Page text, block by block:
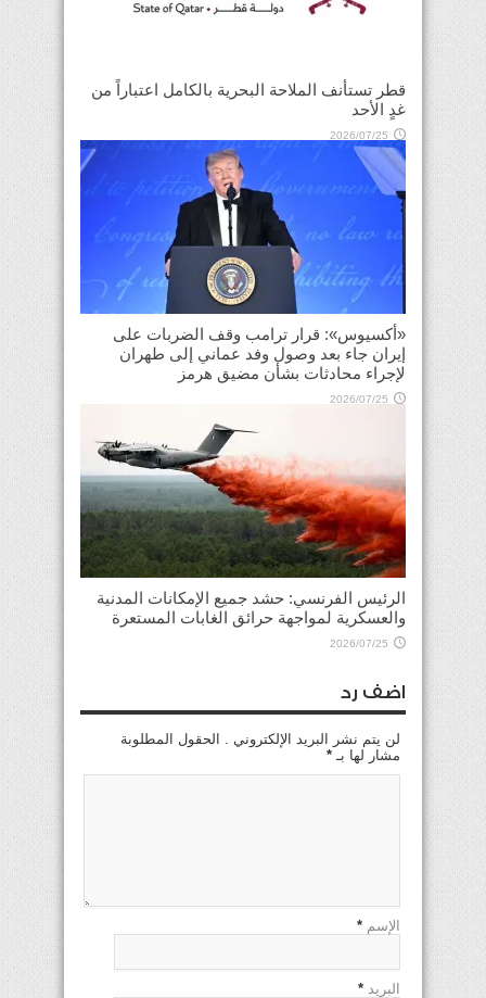
قطر تستأنف الملاحة البحرية بالكامل اعتباراً من
غدٍ الأحد
2026/07/25
«أكسيوس»: قرار ترامب وقف الضربات على
إيران جاء بعد وصول وفد عماني إلى طهران
لإجراء محادثات بشأن مضيق هرمز
2026/07/25
الرئيس الفرنسي: حشد جميع الإمكانات المدنية
والعسكرية لمواجهة حرائق الغابات المستعرة
2026/07/25
اضف رد
لن يتم نشر البريد الإلكتروني . الحقول المطلوبة
مشار لها بـ *
الإسم *
البريد *